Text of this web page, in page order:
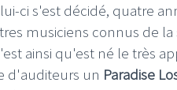
ci s'est décidé, quatre
musiciens connus de la
ainsi qu'est né le très
d'auditeurs un Paradise